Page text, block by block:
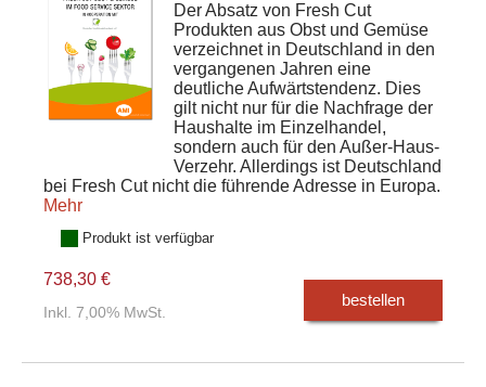
Der Absatz von Fresh Cut
Produkten aus Obst und Gemüse
verzeichnet in Deutschland in den
vergangenen Jahren eine
deutliche Aufwärtstendenz. Dies
gilt nicht nur für die Nachfrage der
Haushalte im Einzelhandel,
sondern auch für den Außer-Haus-
Verzehr. Allerdings ist Deutschland
bei Fresh Cut nicht die führende Adresse in Europa.
Mehr
Produkt ist verfügbar
738,30 €
Inkl. 7,00% MwSt.
bestellen